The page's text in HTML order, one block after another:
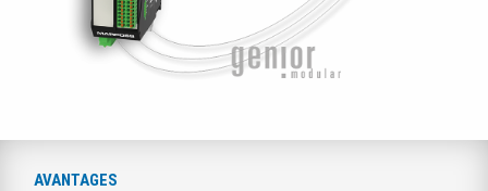
AVANTAGES